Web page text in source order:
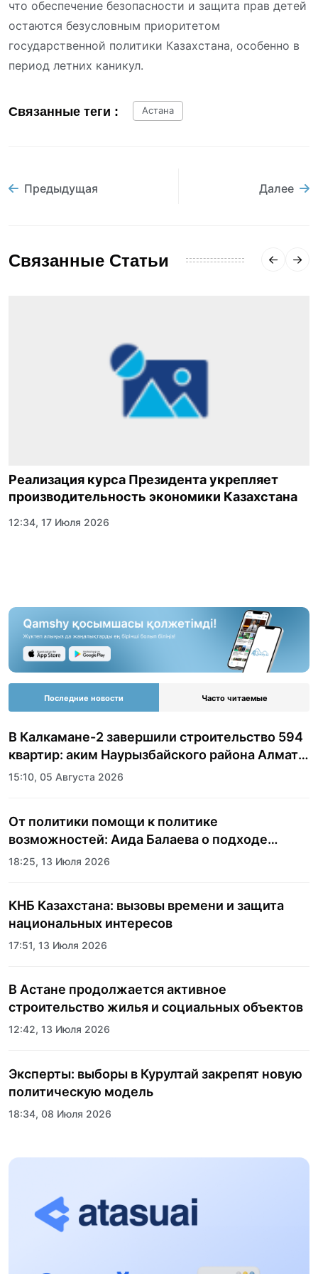
что обеспечение безопасности и защита прав детей
остаются безусловным приоритетом
государственной политики Казахстана, особенно в
период летних каникул.
Связанные теги : Астана
Предыдущая Далее
Связанные Статьи
Реализация курса Президента укрепляет
производительность экономики Казахстана
12:34, 17 Июля 2026
Последние новости Часто читаемые
В Калкамане-2 завершили строительство 594
квартир: аким Наурызбайского района Алматы
показала журналистам новый жилой
15:10, 05 Августа 2026
От политики помощи к политике
возможностей: Аида Балаева о подходе
государства к социальной сфере
18:25, 13 Июля 2026
КНБ Казахстана: вызовы времени и защита
национальных интересов
17:51, 13 Июля 2026
В Астане продолжается активное
строительство жилья и социальных объектов
12:42, 13 Июля 2026
Эксперты: выборы в Курултай закрепят новую
политическую модель
18:34, 08 Июля 2026
Пять лет трансформации стали новой точкой
состоялось торжественное открытие
Казахского национального университета
спорта
17:24, 02 Июля 2026